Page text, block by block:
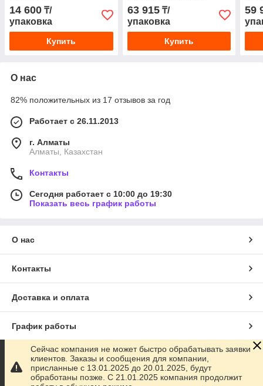
6 до 12 месяцев.
14 600 ₸/
упаковка
Купить
мес
63 915₸/
упаковка
Купить
59
О нас
82% положительных из 17 отзывов за год
Работает с 26.11.2013
г. Алматы
Алматы, Казахстан
Контакты
Сегодня работает с 10:00 до 19:30
Показать весь график работы
О нас
Контакты
Доставка и оплата
График работы
Полная версия сайта
Сайт создан на маркетплейсе
Сейчас компания не может быстро обрабатывать заявки
клиентов. Заказы и сообщения для компании,
присланные с 13.01.2025 до 20.01.2025, будут
обработаны позже. С 21.01.2025 компания продолжит